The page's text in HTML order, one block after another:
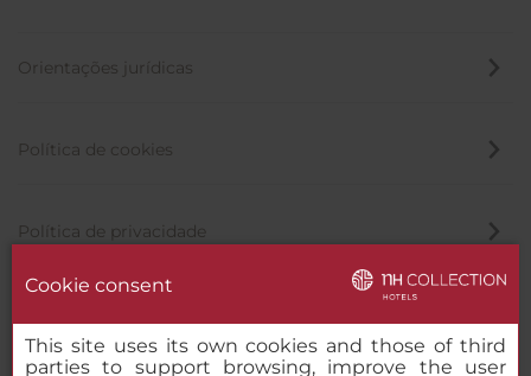
Orientações jurídicas
Política de cookies
Política de privacidade
Cookie consent
This site uses its own cookies and those of third
parties to support browsing, improve the user